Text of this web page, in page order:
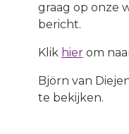
graag op onze
bericht.
Klik hierom
Björn van
te bekijken.